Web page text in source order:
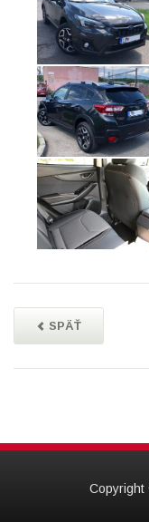
SPÄŤ
Copyright